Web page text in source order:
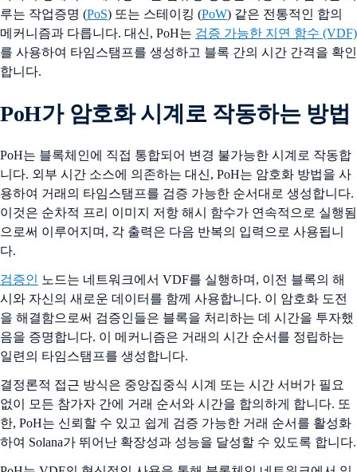
루는 작업증명 (PoS) 또는 스테이킹 (PoW) 같은 전통적인 합의
메커니즘과 다릅니다. 대신, PoH는 검증 가능한 지연 함수 (VDF)
를 사용하여 타임스탬프를 생성하고 블록 간의 시간 간격을 확인
합니다.
PoH가 암호화 시계로 작동하는 방법
PoH는 블록체인에 직접 통합되어 변경 불가능한 시계로 작동합
니다. 외부 시간 소스에 의존하는 대신, PoH는 암호화 방법을 사
용하여 거래의 타임스탬프를 검증 가능한 순서대로 생성합니다.
이것은 순차적 프리 이미지 저항 해시 함수가 연속적으로 실행됨
으로써 이루어지며, 각 출력은 다음 반복의 입력으로 사용됩니
다.
검증인 노드는 네트워크에서 VDF를 실행하며, 이전 블록의 해
시와 자신의 새로운 데이터를 함께 사용합니다. 이 암호화 도전
을 해결함으로써 검증인들은 블록을 처리하는 데 시간을 투자했
음을 증명합니다. 이 메커니즘은 거래의 시간 순서를 정립하는
일련의 타임스탬프를 생성합니다.
결정론적 접근 방식은 중앙집중식 시계 또는 시간 서버가 필요
없이 모든 참가자 간에 거래 순서와 시간을 합의하게 합니다. 또
한, PoH는 신뢰할 수 있고 쉽게 검증 가능한 거래 순서를 활성화
하여 Solana가 뛰어난 확장성과 성능을 달성할 수 있도록 합니다.